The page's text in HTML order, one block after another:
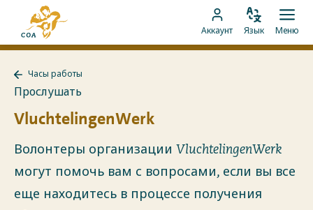
Перейти
контенту
главную
страницу
Перейти
к
Аккаунт
Изменить
Язык Меню
работы
Часы работы
Прослушать
VluchtelingenWerk
Волонтеры организации VluchtelingenWerk
могут помочь вам с вопросами, если вы все
еще находитесь в процессе получения